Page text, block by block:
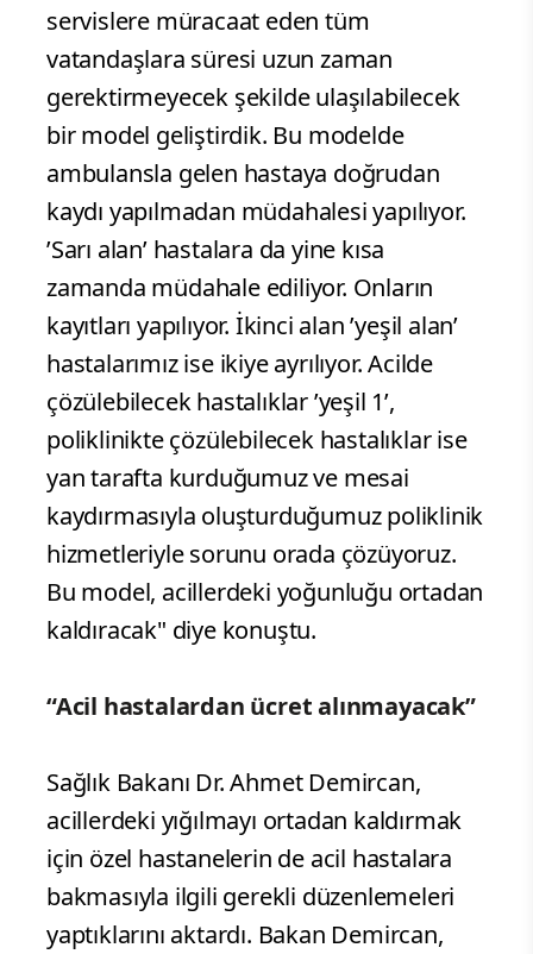
servislere müracaat eden tüm
vatandaşlara süresi uzun zaman
gerektirmeyecek şekilde ulaşılabilecek
bir model geliştirdik. Bu modelde
ambulansla gelen hastaya doğrudan
kaydı yapılmadan müdahalesi yapılıyor.
’Sarı alan’ hastalara da yine kısa
zamanda müdahale ediliyor. Onların
kayıtları yapılıyor. İkinci alan ’yeşil alan’
hastalarımız ise ikiye ayrılıyor. Acilde
çözülebilecek hastalıklar ’yeşil 1’,
poliklinikte çözülebilecek hastalıklar ise
yan tarafta kurduğumuz ve mesai
kaydırmasıyla oluşturduğumuz poliklinik
hizmetleriyle sorunu orada çözüyoruz.
Bu model, acillerdeki yoğunluğu ortadan
kaldıracak" diye konuştu.
“Acil hastalardan ücret alınmayacak”
Sağlık Bakanı Dr. Ahmet Demircan,
acillerdeki yığılmayı ortadan kaldırmak
için özel hastanelerin de acil hastalara
bakmasıyla ilgili gerekli düzenlemeleri
yaptıklarını aktardı. Bakan Demircan,